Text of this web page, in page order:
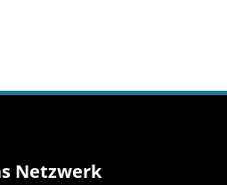
Netzwerk